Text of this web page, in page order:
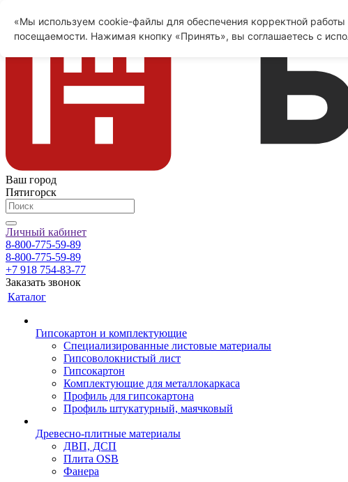
Ваш город
Пятигорск
Личный кабинет
8-800-775-59-89
8-800-775-59-89
+7 918 754-83-77
Заказать звонок
Каталог
Гипсокартон и комплектующие
Специализированные листовые материалы
Гипсоволокнистый лист
Гипсокартон
Комплектующие для металлокаркаса
Профиль для гипсокартона
Профиль штукатурный, маячковый
Древесно-плитные материалы
ДВП, ДСП
Плита OSB
Фанера
«Мы используем cookie-файлы для обеспечения корректной работы
посещаемости. Нажимая кнопку «Принять», вы соглашаетесь с